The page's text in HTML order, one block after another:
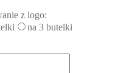
z logo:
na 3 butelki